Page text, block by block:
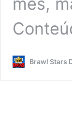
Brawl Stars